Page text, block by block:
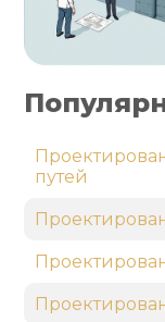
путей